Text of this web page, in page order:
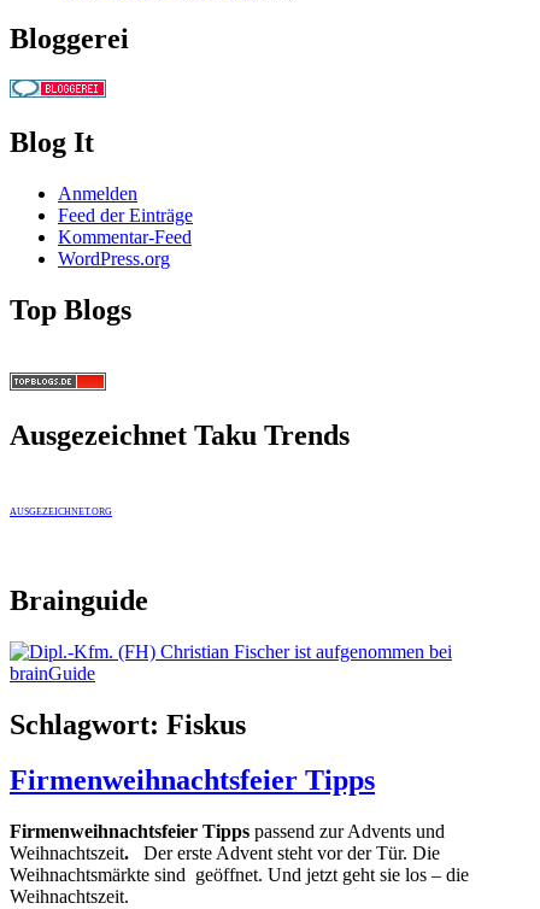
Bloggerei
Blog It
Anmelden
Feed der Einträge
Kommentar-Feed
WordPress.org
Top Blogs
Ausgezeichnet Taku Trends
AUSGEZEICHNET.ORG
Brainguide
Schlagwort: Fiskus
Firmenweihnachtsfeier Tipps
Firmenweihnachtsfeier Tipps passend zur Advents und
Weihnachtszeit.
Der erste Advent steht vor der Tür. Die
Weihnachtsmärkte sind geöffnet. Und jetzt geht sie los – die
Weihnachtszeit.